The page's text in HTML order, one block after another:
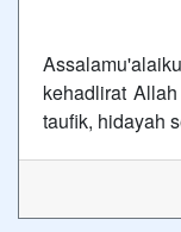
kehadlirat
taufik, hidayah